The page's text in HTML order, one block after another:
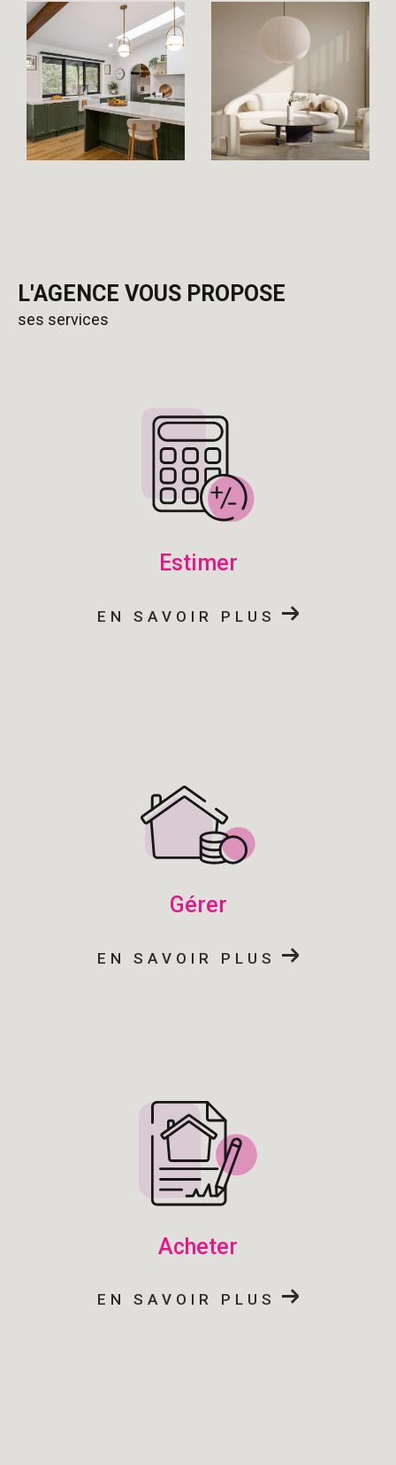
L'AGENCE VOUS PROPOSE
ses services
estimer
EN SAVOIR PLUS
gérer
EN SAVOIR PLUS
acheter
EN SAVOIR PLUS